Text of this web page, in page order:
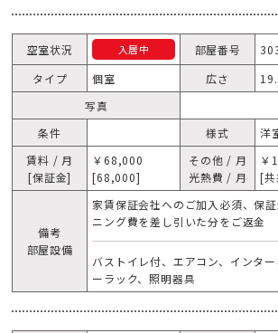
空室状況 入居中 部屋番号
タイプ
個室 広さ
写真
条件
様式
洋
賃料 / 月
[保証金]
￥68,000
[68,000]
その他 / 月
光熱費 / 月
￥
[共
備考
部屋設備
家賃保証会社へのご加入必須、保
ニング費を差し引いた分をご返金
バストイレ付、エアコン、インタ
ーラック、照明器具